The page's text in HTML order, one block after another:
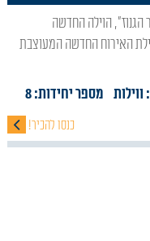
, משפחות ועד ל 30 איש. בוילת האירוח החדשה המעוצבת
ווילות מספר יחידות: 8
כנסו להכיר!